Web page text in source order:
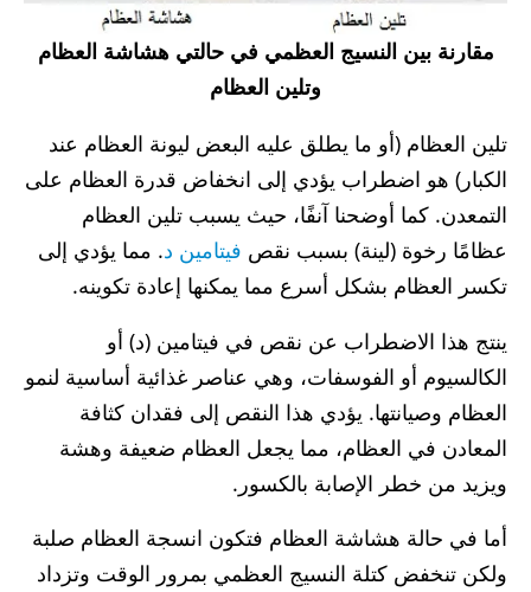
مقارنة بين النسيج العظمي في حالتي هشاشة العظام
وتلين العظام
تلين العظام (أو ما يطلق عليه البعض ليونة العظام عند
الكبار) هو اضطراب يؤدي إلى انخفاض قدرة العظام على
التمعدن. كما أوضحنا آنفًا، حيث يسبب تلين العظام
عظامًا رخوة (لينة) بسبب نقص فيتامين د. مما يؤدي إلى
تكسر العظام بشكل أسرع مما يمكنها إعادة تكوينه.
ينتج هذا الاضطراب عن نقص في فيتامين (د) أو
الكالسيوم أو الفوسفات، وهي عناصر غذائية أساسية لنمو
العظام وصيانتها. يؤدي هذا النقص إلى فقدان كثافة
المعادن في العظام، مما يجعل العظام ضعيفة وهشة
ويزيد من خطر الإصابة بالكسور.
أما في حالة هشاشة العظام فتكون انسجة العظام صلبة
ولكن تنخفض كتلة النسيج العظمي بمرور الوقت وتزداد